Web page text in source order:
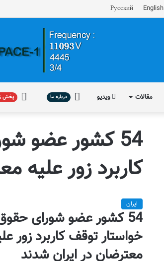
English
Русский
مقالات ویدیو درباره
درباره ما پخش
پخش
54 کشور عضو
کاربرد زور علیه
ایران
54 کشور عضو شورای
خواستار توقف کاربرد زور
معترضان در ایران شدند